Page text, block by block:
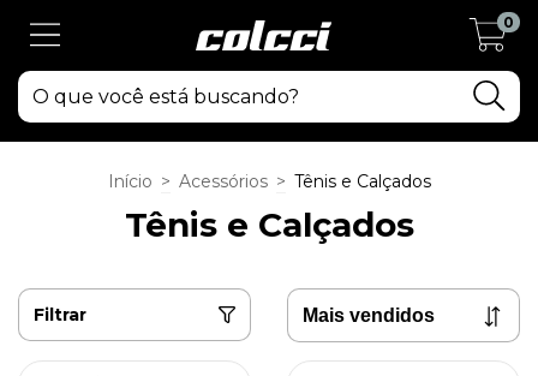
0
Início > Acessórios > Tênis e Calçados
Tênis e Calçados
Filtrar